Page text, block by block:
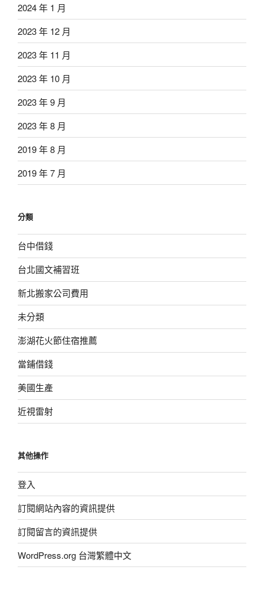
2024 年 1 月
2023 年 12 月
2023 年 11 月
2023 年 10 月
2023 年 9 月
2023 年 8 月
2019 年 8 月
2019 年 7 月
分類
台中借錢
台北國文補習班
新北搬家公司費用
未分類
澎湖花火節住宿推薦
當鋪借錢
美國生產
近視雷射
其他操作
登入
訂閱網站內容的資訊提供
訂閱留言的資訊提供
WordPress.org 台灣繁體中文